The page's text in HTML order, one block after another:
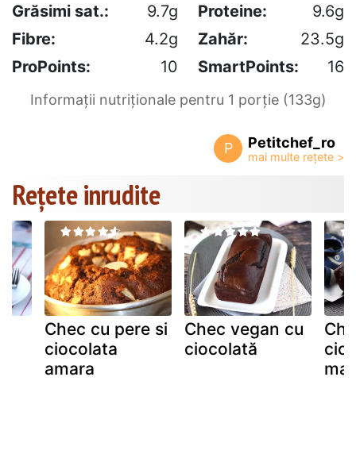
Grăsimi sat.:
9.7g Proteine:
9.6g
Fibre:
4.2g Zahăr:
23.5g
ProPoints:
10 SmartPoints: 16
Informații nutriționale pentru 1 porție (133g)
P Petitchef_ro
Rețete inrudite
Chec cu pere si
ciocolata
amara
Chec vegan cu
ciocolată